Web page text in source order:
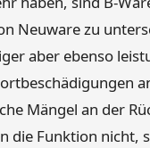
Neuware zu
aber ebenso
Mängel an der
die Funktion nicht,